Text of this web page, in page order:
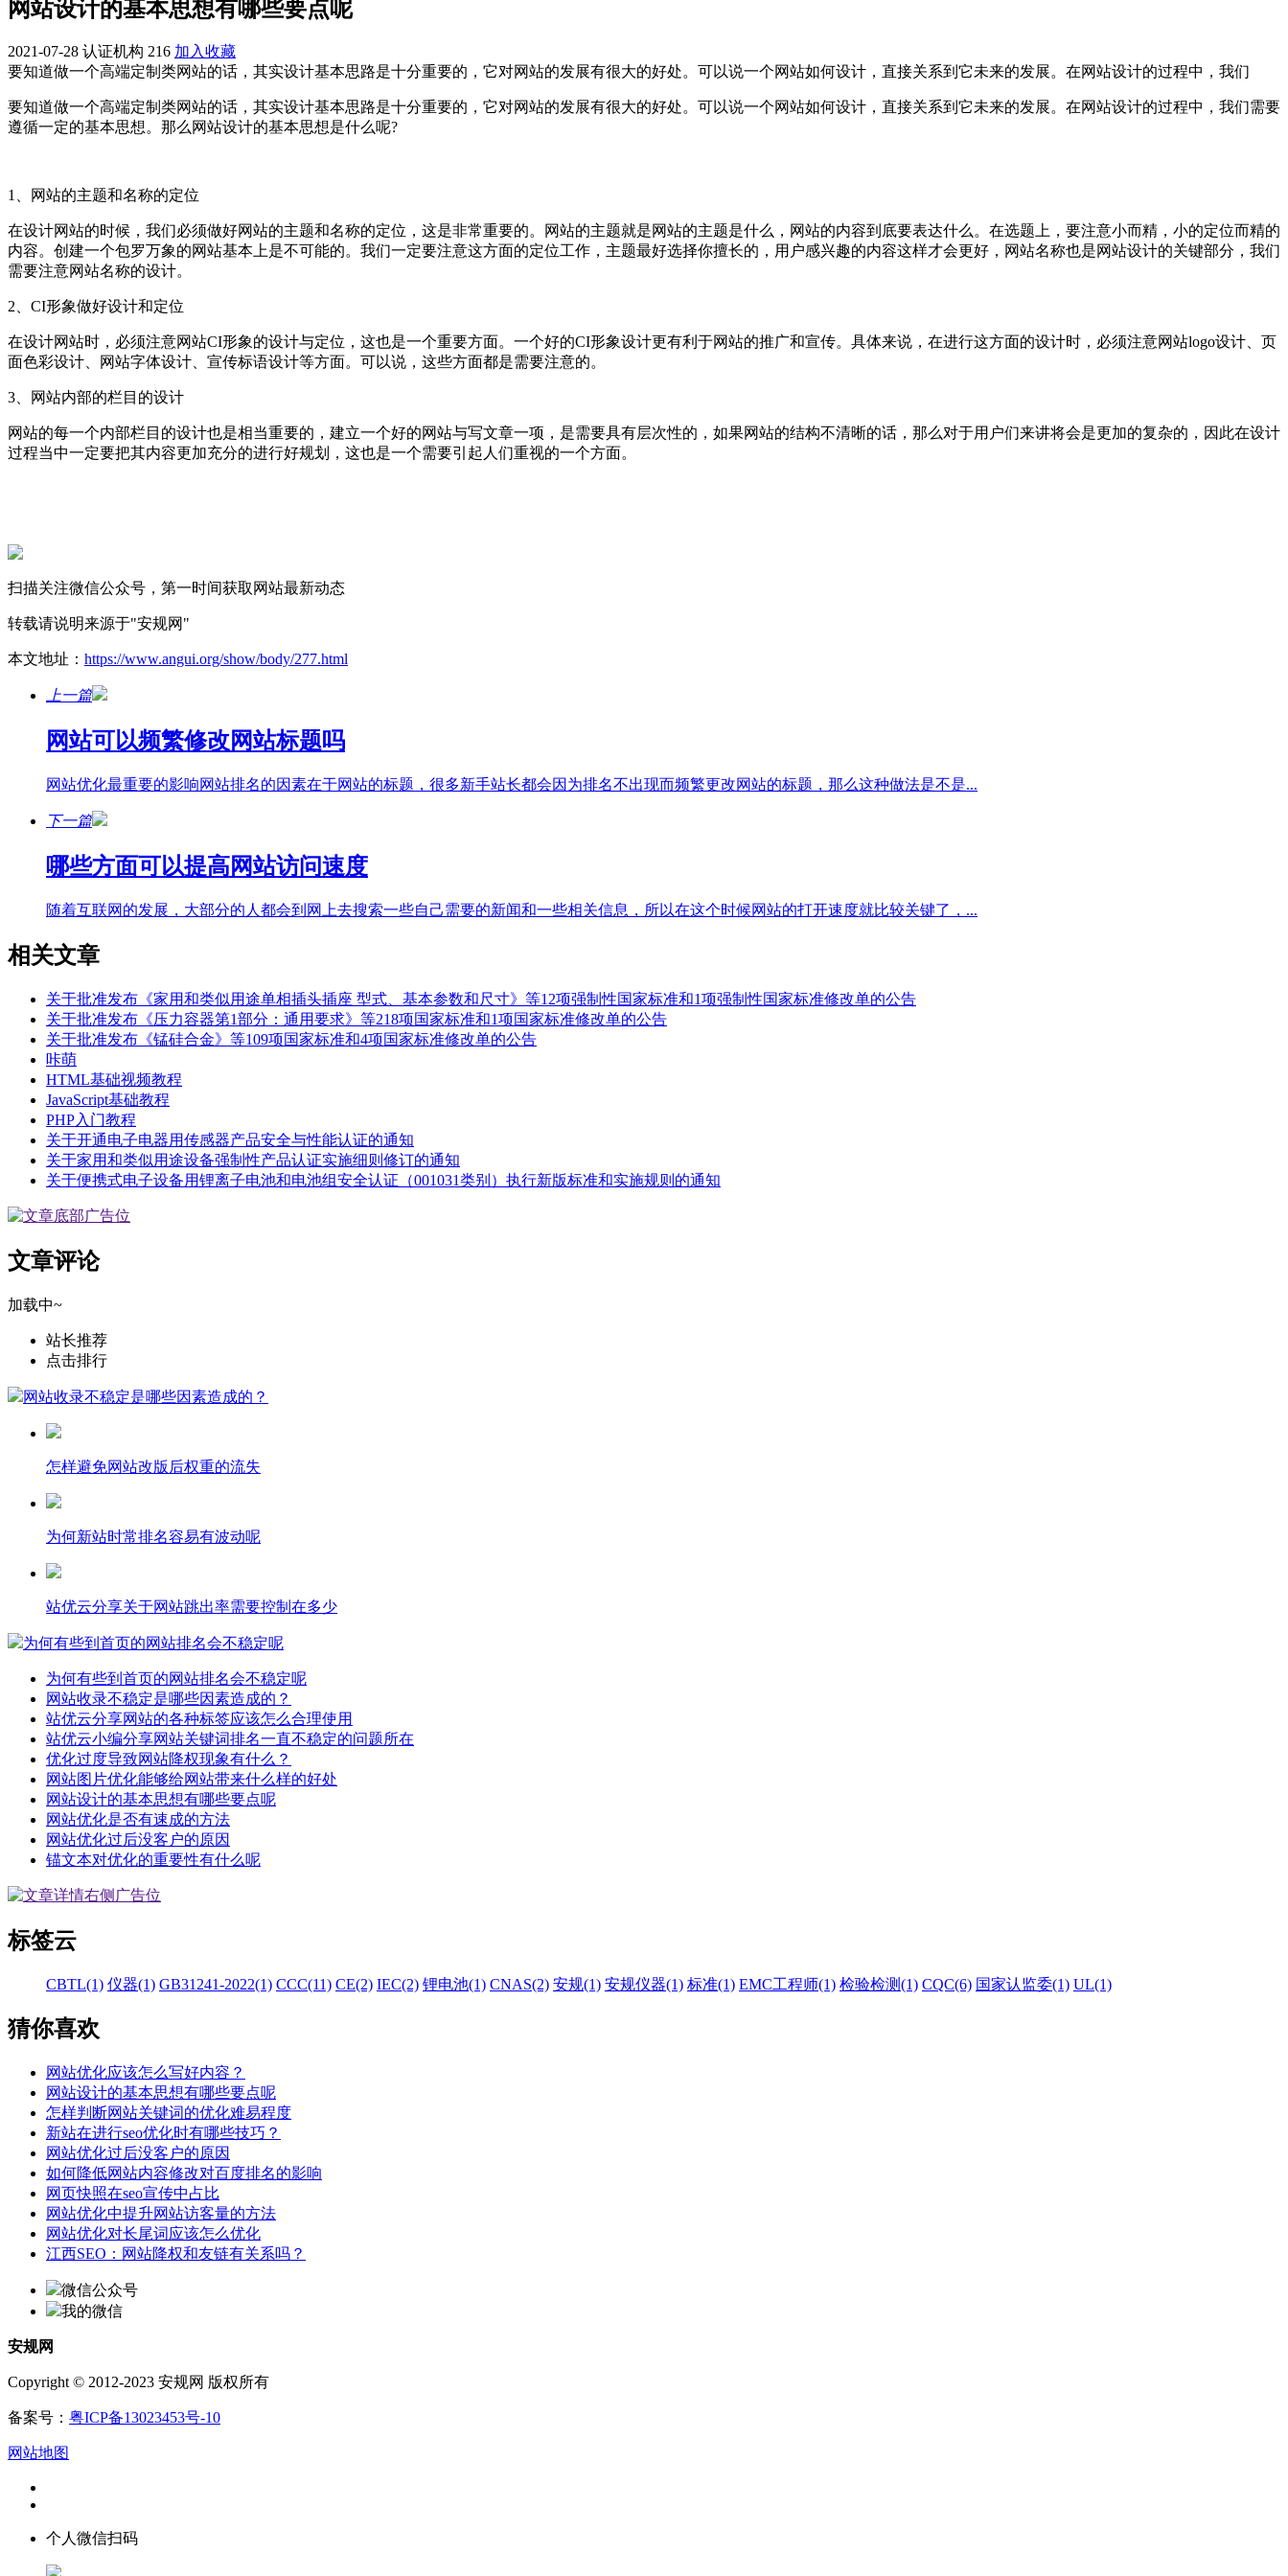
网站设计的基本思想有哪些要点呢
2021-07-28 认证机构 216 加入收藏
要知道做一个高端定制类网站的话，其实设计基本思路是十分重要的，它对网站的发展有很大的好处。可以说一个网站如何设计，直接关系到它未来的发展。在网站设计的过程中，我们
要知道做一个高端定制类网站的话，其实设计基本思路是十分重要的，它对网站的发展有很大的好处。可以说一个网站如何设计，直接关系到它未来的发展。在网站设计的过程中，我们需要
遵循一定的基本思想。那么网站设计的基本思想是什么呢?
1、网站的主题和名称的定位
在设计网站的时候，我们必须做好网站的主题和名称的定位，这是非常重要的。网站的主题就是网站的主题是什么，网站的内容到底要表达什么。在选题上，要注意小而精，小的定位而精的
内容。创建一个包罗万象的网站基本上是不可能的。我们一定要注意这方面的定位工作，主题最好选择你擅长的，用户感兴趣的内容这样才会更好，网站名称也是网站设计的关键部分，我们
需要注意网站名称的设计。
2、CI形象做好设计和定位
在设计网站时，必须注意网站CI形象的设计与定位，这也是一个重要方面。一个好的CI形象设计更有利于网站的推广和宣传。具体来说，在进行这方面的设计时，必须注意网站logo设计、页
面色彩设计、网站字体设计、宣传标语设计等方面。可以说，这些方面都是需要注意的。
3、网站内部的栏目的设计
网站的每一个内部栏目的设计也是相当重要的，建立一个好的网站与写文章一项，是需要具有层次性的，如果网站的结构不清晰的话，那么对于用户们来讲将会是更加的复杂的，因此在设计
过程当中一定要把其内容更加充分的进行好规划，这也是一个需要引起人们重视的一个方面。
扫描关注微信公众号，第一时间获取网站最新动态
转载请说明来源于"安规网"
本文地址： https://www.angui.org/show/body/277.html
上一篇
网站可以频繁修改网站标题吗
网站优化最重要的影响网站排名的因素在于网站的标题，很多新手站长都会因为排名不出现而频繁更改网站的标题，那么这种做法是不是...
下一篇
哪些方面可以提高网站访问速度
随着互联网的发展，大部分的人都会到网上去搜索一些自己需要的新闻和一些相关信息，所以在这个时候网站的打开速度就比较关键了，...
相关文章
关于批准发布《家用和类似用途单相插头插座 型式、基本参数和尺寸》等12项强制性国家标准和1项强制性国家标准修改单的公告
关于批准发布《压力容器第1部分：通用要求》等218项国家标准和1项国家标准修改单的公告
关于批准发布《锰硅合金》等109项国家标准和4项国家标准修改单的公告
咔萌
HTML基础视频教程
JavaScript基础教程
PHP入门教程
关于开通电子电器用传感器产品安全与性能认证的通知
关于家用和类似用途设备强制性产品认证实施细则修订的通知
关于便携式电子设备用锂离子电池和电池组安全认证（001031类别）执行新版标准和实施规则的通知
文章评论
加载中~
站长推荐
点击排行
网站收录不稳定是哪些因素造成的？
怎样避免网站改版后权重的流失
为何新站时常排名容易有波动呢
站优云分享关于网站跳出率需要控制在多少
为何有些到首页的网站排名会不稳定呢
为何有些到首页的网站排名会不稳定呢
网站收录不稳定是哪些因素造成的？
站优云分享网站的各种标签应该怎么合理使用
站优云小编分享网站关键词排名一直不稳定的问题所在
优化过度导致网站降权现象有什么？
网站图片优化能够给网站带来什么样的好处
网站设计的基本思想有哪些要点呢
网站优化是否有速成的方法
网站优化过后没客户的原因
锚文本对优化的重要性有什么呢
标签云
CBTL(1) 仪器(1) GB31241-2022(1) CCC(11) CE(2) IEC(2) 锂电池(1) CNAS(2) 安规(1) 安规仪器(1) 标准(1) EMC工程师(1) 检验检测(1) CQC(6) 国家认监委(1) UL(1)
猜你喜欢
网站优化应该怎么写好内容？
网站设计的基本思想有哪些要点呢
怎样判断网站关键词的优化难易程度
新站在进行seo优化时有哪些技巧？
网站优化过后没客户的原因
如何降低网站内容修改对百度排名的影响
网页快照在seo宣传中占比
网站优化中提升网站访客量的方法
网站优化对长尾词应该怎么优化
江西SEO：网站降权和友链有关系吗？
微信公众号
我的微信
安规网
Copyright © 2012-2023 安规网 版权所有
备案号： 粤ICP备13023453号-10
网站地图
个人微信扫码